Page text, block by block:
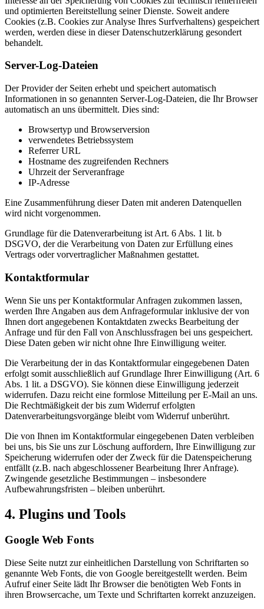
und optimierten Bereitstellung seiner Dienste. Soweit andere
Cookies (z.B. Cookies zur Analyse Ihres Surfverhaltens) gespeichert
werden, werden diese in dieser Datenschutzerklärung gesondert
behandelt.
Server-Log-Dateien
Der Provider der Seiten erhebt und speichert automatisch
Informationen in so genannten Server-Log-Dateien, die Ihr Browser
automatisch an uns übermittelt. Dies sind:
Browsertyp und Browserversion
verwendetes Betriebssystem
Referrer URL
Hostname des zugreifenden Rechners
Uhrzeit der Serveranfrage
IP-Adresse
Eine Zusammenführung dieser Daten mit anderen Datenquellen
wird nicht vorgenommen.
Grundlage für die Datenverarbeitung ist Art. 6 Abs. 1 lit. b
DSGVO, der die Verarbeitung von Daten zur Erfüllung eines
Vertrags oder vorvertraglicher Maßnahmen gestattet.
Kontaktformular
Wenn Sie uns per Kontaktformular Anfragen zukommen lassen,
werden Ihre Angaben aus dem Anfrageformular inklusive der von
Ihnen dort angegebenen Kontaktdaten zwecks Bearbeitung der
Anfrage und für den Fall von Anschlussfragen bei uns gespeichert.
Diese Daten geben wir nicht ohne Ihre Einwilligung weiter.
Die Verarbeitung der in das Kontaktformular eingegebenen Daten
erfolgt somit ausschließlich auf Grundlage Ihrer Einwilligung (Art. 6
Abs. 1 lit. a DSGVO). Sie können diese Einwilligung jederzeit
widerrufen. Dazu reicht eine formlose Mitteilung per E-Mail an uns.
Die Rechtmäßigkeit der bis zum Widerruf erfolgten
Datenverarbeitungsvorgänge bleibt vom Widerruf unberührt.
Die von Ihnen im Kontaktformular eingegebenen Daten verbleiben
bei uns, bis Sie uns zur Löschung auffordern, Ihre Einwilligung zur
Speicherung widerrufen oder der Zweck für die Datenspeicherung
entfällt (z.B. nach abgeschlossener Bearbeitung Ihrer Anfrage).
Zwingende gesetzliche Bestimmungen – insbesondere
Aufbewahrungsfristen – bleiben unberührt.
4. Plugins und Tools
Google Web Fonts
Diese Seite nutzt zur einheitlichen Darstellung von Schriftarten so
genannte Web Fonts, die von Google bereitgestellt werden. Beim
Aufruf einer Seite lädt Ihr Browser die benötigten Web Fonts in
ihren Browsercache, um Texte und Schriftarten korrekt anzuzeigen.